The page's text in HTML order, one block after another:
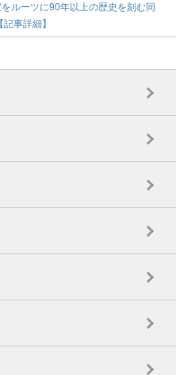
ルーツに90年以上の歴史を刻む同
事詳細】